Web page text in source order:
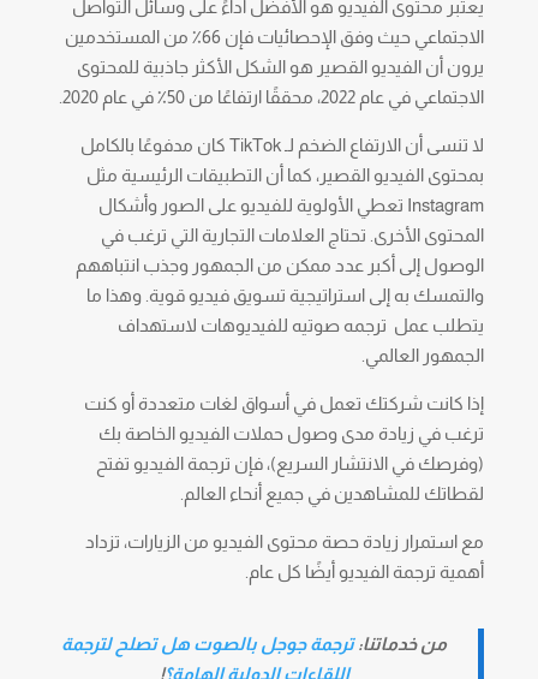
يعتبر محتوى الفيديو هو الأفضل أداءً على وسائل التواصل
الاجتماعي حيث وفق الإحصائيات فإن 66٪ من المستخدمين
يرون أن الفيديو القصير هو الشكل الأكثر جاذبية للمحتوى
الاجتماعي في عام 2022، محققًا ارتفاعًا من 50٪ في عام 2020.
لا تنسى أن الارتفاع الضخم لـ TikTok كان مدفوعًا بالكامل
بمحتوى الفيديو القصير، كما أن التطبيقات الرئيسية مثل
Instagram تعطي الأولوية للفيديو على الصور وأشكال
المحتوى الأخرى. تحتاج العلامات التجارية التي ترغب في
الوصول إلى أكبر عدد ممكن من الجمهور وجذب انتباههم
والتمسك به إلى استراتيجية تسويق فيديو قوية. وهذا ما
يتطلب عمل ترجمه صوتيه للفيديوهات لاستهداف
الجمهور العالمي.
إذا كانت شركتك تعمل في أسواق لغات متعددة أو كنت
ترغب في زيادة مدى وصول حملات الفيديو الخاصة بك
(وفرصك في الانتشار السريع)، فإن ترجمة الفيديو تفتح
لقطاتك للمشاهدين في جميع أنحاء العالم.
مع استمرار زيادة حصة محتوى الفيديو من الزيارات، تزداد
أهمية ترجمة الفيديو أيضًا كل عام.
من خدماتنا:ترجمة جوجل بالصوت هل تصلح لترجمة
اللقاءات الدولية الهامة؟!